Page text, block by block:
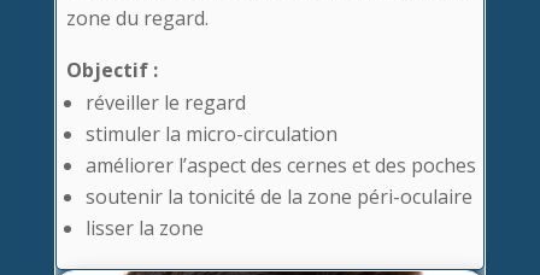
zone du regard.
Objectif :
réveiller le regard
stimuler la micro-circulation
améliorer l’aspect des cernes et des poches
soutenir la tonicité de la zone péri-oculaire
lisser la zone